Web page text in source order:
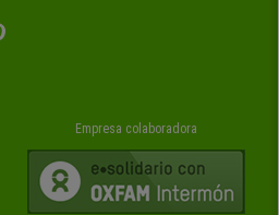
Empresa colaboradora